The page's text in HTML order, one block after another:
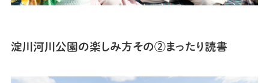
淀川河川公園の楽しみ方その②まったり読書